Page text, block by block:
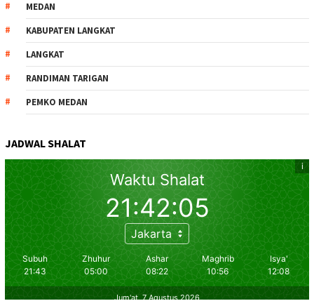
MEDAN
KABUPATEN LANGKAT
LANGKAT
RANDIMAN TARIGAN
PEMKO MEDAN
JADWAL SHALAT